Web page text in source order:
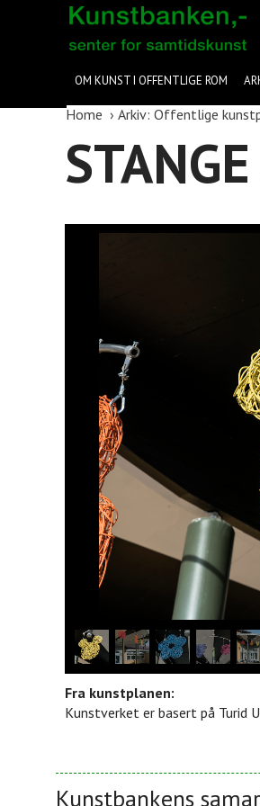
OM KUNST I OFFENTLIGE ROM
Home Arkiv: Offentlige
Fra kunstplanen:
Kunstverket er basert på Turid
Kunstbankens